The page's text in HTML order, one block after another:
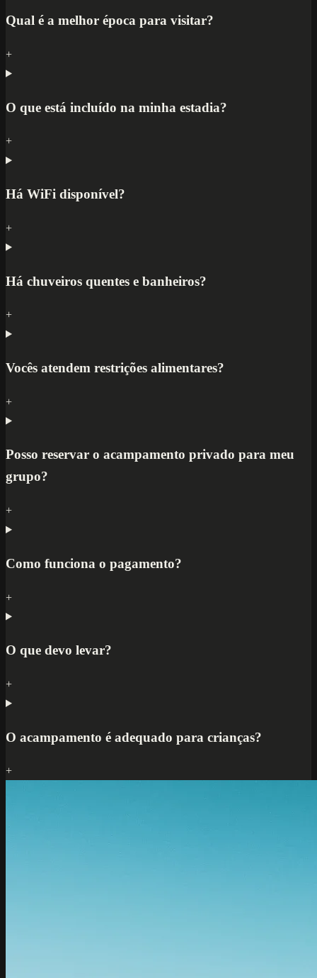
Qual é a melhor época para visitar?
+
O que está incluído na minha estadia?
+
Há WiFi disponível?
+
Há chuveiros quentes e banheiros?
+
Vocês atendem restrições alimentares?
+
Posso reservar o acampamento privado para meu
grupo?
+
Como funciona o pagamento?
+
O que devo levar?
+
O acampamento é adequado para crianças?
+